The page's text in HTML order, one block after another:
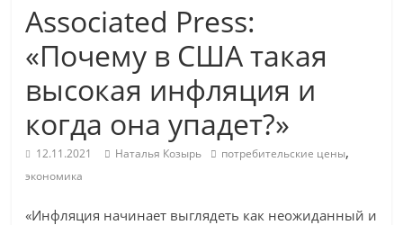
Associated Press:
«Почему в США такая
высокая инфляция и
когда она упадет?»
12.11.2021 Наталья Козырь потребительские цены,
экономика
«Инфляция начинает выглядеть как неожиданный и